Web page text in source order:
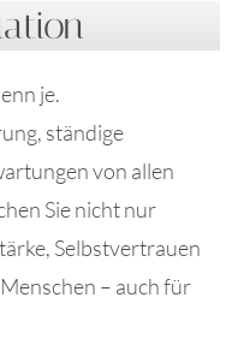
je.
ständige
von allen
Sie nicht nur
Selbstvertrauen
– auch für